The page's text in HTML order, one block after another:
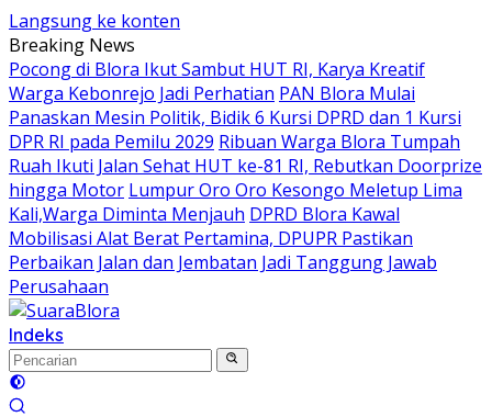
Langsung ke konten
Breaking News
‎Pocong di Blora Ikut Sambut HUT RI, Karya Kreatif
Warga Kebonrejo Jadi Perhatian ‎PAN Blora Mulai
Panaskan Mesin Politik, Bidik 6 Kursi DPRD dan 1 Kursi
DPR RI pada Pemilu 2029 Ribuan Warga Blora Tumpah
Ruah Ikuti Jalan Sehat HUT ke-81 RI, Rebutkan Doorprize
hingga Motor Lumpur Oro Oro Kesongo Meletup Lima
Kali,Warga Diminta Menjauh DPRD Blora Kawal
Mobilisasi Alat Berat Pertamina, DPUPR Pastikan
Perbaikan Jalan dan Jembatan Jadi Tanggung Jawab
Perusahaan
Indeks